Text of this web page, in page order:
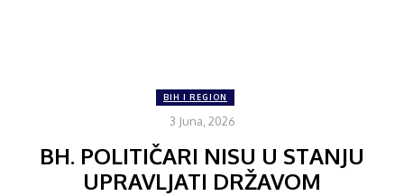
BIH I REGION
3 Juna, 2026
BH. POLITIČARI NISU U STANJU
UPRAVLJATI DRŽAVOM